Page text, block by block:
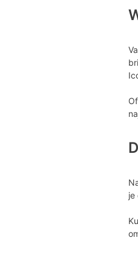
je